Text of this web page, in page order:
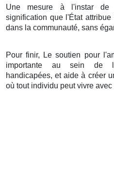
Une mesure à l'instar de
signification que l'État
dans la communauté, sans
Pour finir, Le soutien pour
importante au sein de
handicapées, et aide à créer
où tout individu peut vivre